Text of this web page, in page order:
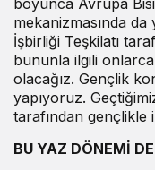
mekanizmasında
İşbirliği Teşkilatı
bununla ilgili
olacağız. Gençlik
yapıyoruz.
tarafından gençlikle
BU YAZ DÖNEMİ